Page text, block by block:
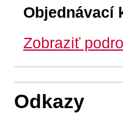
Objednávací
Zobraziť
Odkazy